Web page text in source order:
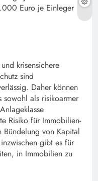
Euro je Einleger
krisensichere
sind
Daher können
als risikoarmer
Risiko für Immobilien-
Bündelung von Kapital
gibt es für
in Immobilien zu